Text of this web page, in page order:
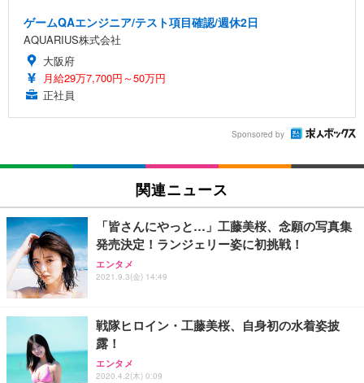
ゲームQAエンジニア/テスト項目確認/週休2日
AQUARIUS株式会社
大阪府
月給29万7,700円～50万円
正社員
Sponsored by
関連ニュース
「皆さんにやっと…」工藤美桜、念願の写真集
発売決定！ランジェリー姿に初挑戦！
エンタメ
2021.9.3(金) 14:49
戦隊ヒロイン・工藤美桜、自身初の水着姿披
露！
エンタメ
2020.4.2(木) 0:09